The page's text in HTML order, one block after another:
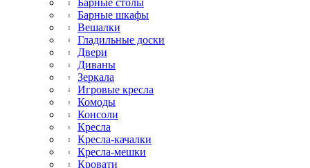
Барные столы
Барные шкафы
Вешалки
Гладильные доски
Двери
Диваны
Зеркала
Игровые кресла
Комоды
Консоли
Кресла
Кресла-качалки
Кресла-мешки
Кровати